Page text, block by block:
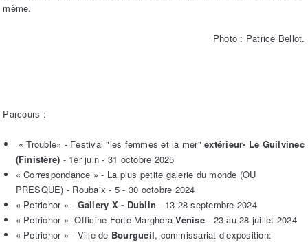
même.
Photo : Patrice Bellot.
Parcours :
« Trouble» - Festival "les femmes et la mer" extérieur- Le Guilvinec
(Finistère) - 1er juin - 31 octobre 2025
« Correspondance » - La plus petite galerie du monde (OU
PRESQUE) - Roubaix - 5 - 30 octobre 2024
« Petrichor » - Gallery X - Dublin - 13-28 septembre 2024
« Petrichor » -Officine Forte MargheraVenise- 23 au 28 juillet 2024
« Petrichor » - Ville de Bourgueil, commissariat d’exposition: